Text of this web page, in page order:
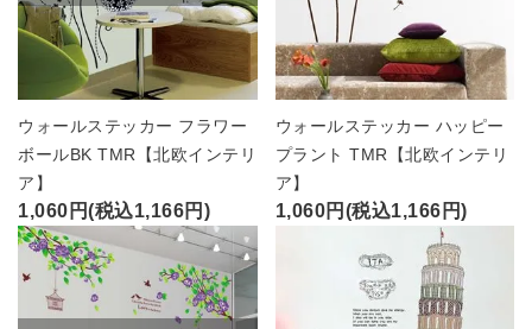
ウォールステッカー フラワー
ボールBK TMR【北欧インテリ
ア】
1,060円(税込1,166円)
ウォールステッカー ハッピー
プラント TMR【北欧インテリ
ア】
1,060円(税込1,166円)